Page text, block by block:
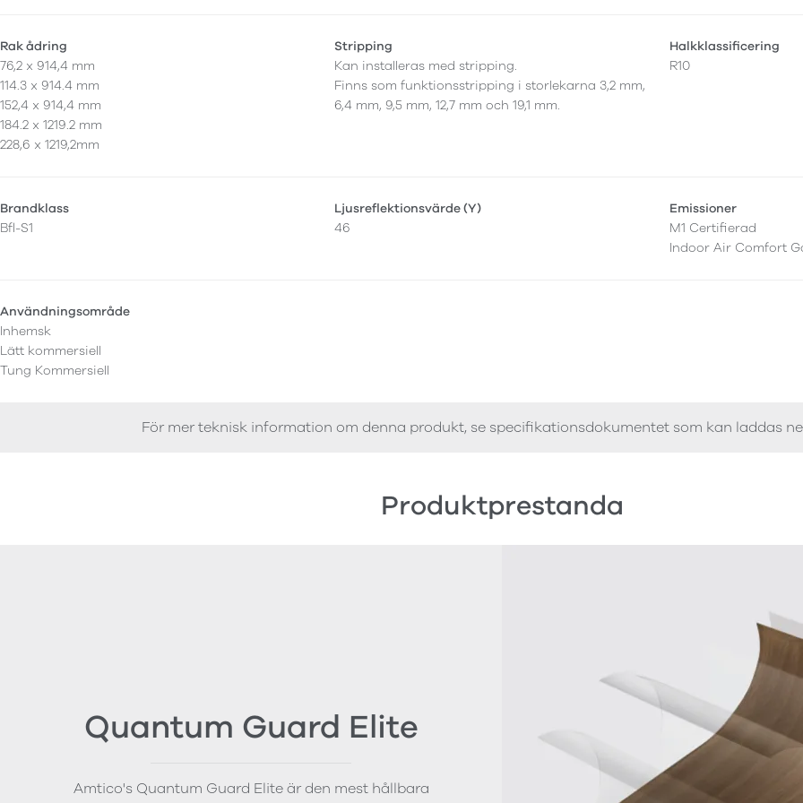
Rak ådring
76,2 x 914,4 mm
114.3 x 914.4 mm
152,4 x 914,4 mm
184.2 x 1219.2 mm
228,6 x 1219,2mm
Stripping
Kan installeras med stripping.
Finns som funktionsstripping i storlekarna 3,2 mm,
6,4 mm, 9,5 mm, 12,7 mm och 19,1 mm.
Halkklassificering
R10
Brandklass
Bfl-S1
Ljusreflektionsvärde (Y)
46
Emissioner
M1 Certifierad
Indoor Air Comfort
Användningsområde
Inhemsk
Lätt kommersiell
Tung Kommersiell
För mer teknisk information om denna produkt, se specifikationsdokumentet som kan laddas
Produktprestanda
Quantum Guard Elite
Amtico's Quantum Guard Elite är den mest hållbara